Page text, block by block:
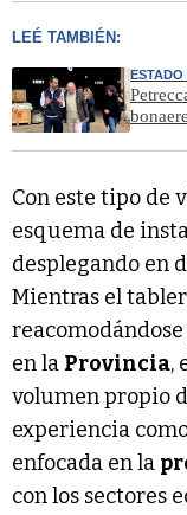
LEÉ TAMBIÉN:
ESTADO
Con este tipo de
esquema de
desplegando en
Mientras el
en la Provincia,
volumen propio
experiencia
enfocada en la
con los sectores